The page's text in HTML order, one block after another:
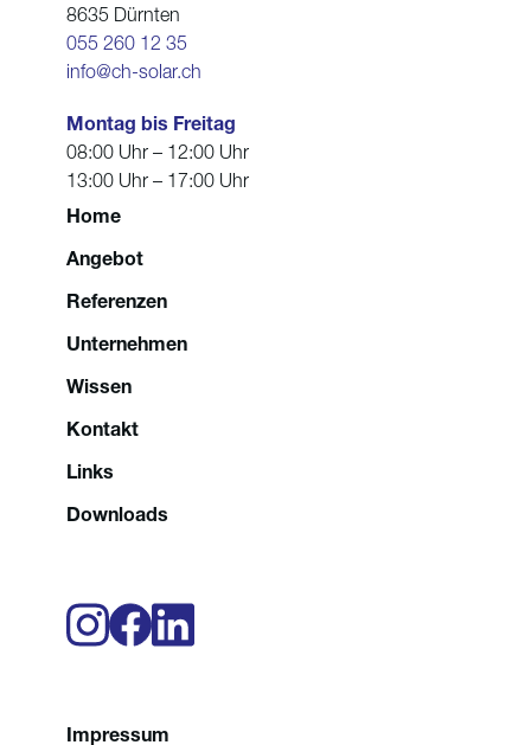
8635 Dürnten
055 260 12 35
info@ch-solar.ch
Montag bis Freitag
08:00 Uhr – 12:00 Uhr
13:00 Uhr – 17:00 Uhr
Home
Angebot
Referenzen
Unternehmen
Wissen
Kontakt
Links
Downloads
Impressum